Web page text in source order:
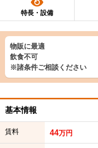
特長・設備
物販に最適
飲食不可
※諸条件ご相談ください
基本情報
賃料 44万円